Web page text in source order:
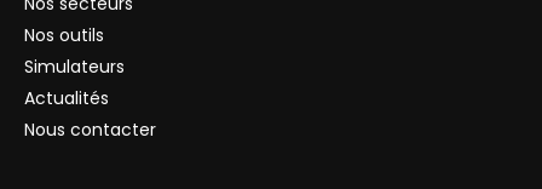
Nos outils
Simulateurs
Actualités
Nous contacter